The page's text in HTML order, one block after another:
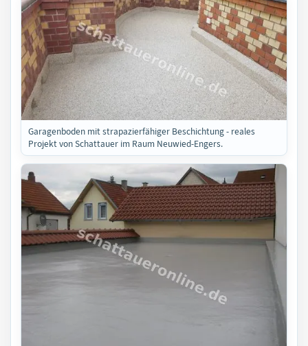
Garagenboden mit strapazierfähiger Beschichtung - reales
Projekt von Schattauer im Raum Neuwied-Engers.